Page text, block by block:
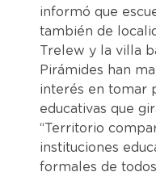
informó que
también de
Trelew y la villa
Pirámides han
interés en tomar
educativas que
“Territorio
instituciones
formales de